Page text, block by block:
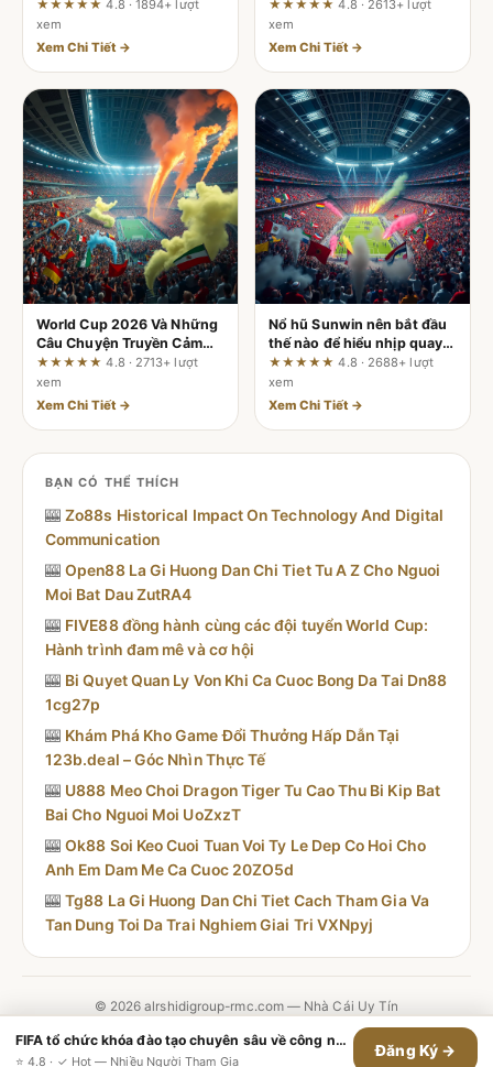
Hứng Cho Cả Thế Giới
★★★★★4.8 · 1894+ lượt
xem
Xem Chi Tiết →
fun88.social
★★★★★4.8 · 2613+ lượt
xem
Xem Chi Tiết →
World Cup 2026 Và Những
Câu Chuyện Truyền Cảm
Hứng Mạnh Mẽ
★★★★★4.8 · 2713+ lượt
xem
Xem Chi Tiết →
Nổ hũ Sunwin nên bắt đầu
thế nào để hiểu nhịp quay
trong nhà cái
★★★★★4.8 · 2688+ lượt
xem
Xem Chi Tiết →
BẠN CÓ THỂ THÍCH
🎰Zo88s Historical Impact On Technology And Digital
Communication
🎰Open88 La Gi Huong Dan Chi Tiet Tu A Z Cho Nguoi
Moi Bat Dau ZutRA4
🎰 FIVE88 đồng hành cùng các đội tuyển World Cup:
Hành trình đam mê và cơ hội
🎰 Bi Quyet Quan Ly Von Khi Ca Cuoc Bong Da Tai Dn88
1cg27p
🎰 Khám Phá Kho Game Đổi Thưởng Hấp Dẫn Tại
123b.deal – Góc Nhìn Thực Tế
🎰 U888 Meo Choi Dragon Tiger Tu Cao Thu Bi Kip Bat
Bai Cho Nguoi Moi UoZxzT
🎰Ok88 Soi Keo Cuoi Tuan Voi Ty Le Dep Co Hoi Cho
Anh Em Dam Me Ca Cuoc 20ZO5d
🎰Tg88 La Gi Huong Dan Chi Tiet Cach Tham Gia Va
Tan Dung Toi Da Trai Nghiem Giai Tri VXNpyj
© 2026 alrshidigroup-rmc.com — Nhà Cái Uy Tín
Contact· Chính Sách Giao Dịch Chính Sách Hoàn Trả
Bảo Mật
Điều Khoản Dịch Vụ· Tất Cả Game·Sitemap
FIFA tổ chức khóa đào tạo chuyên sâu về công nghệ VAR mới cho đội ngũ trọng tài điều hành giải đấu
⭐ 4.8 · ✓ Hot — Nhiều Người Tham Gia
Đăng Ký →